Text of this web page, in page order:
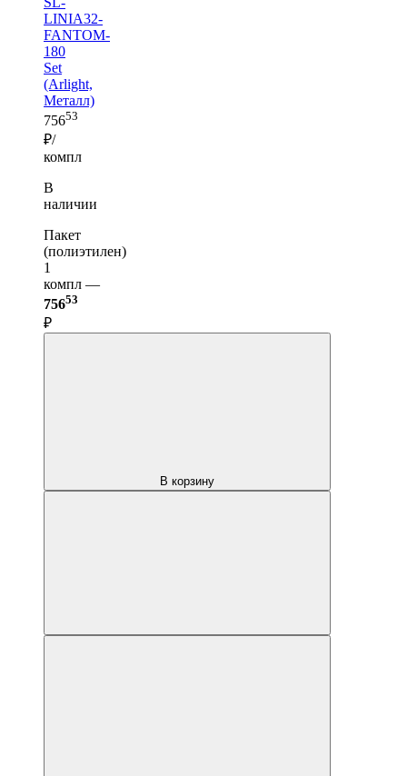
LINIA32-
FANTOM-
180
Set
(Arlight,
Металл)
75653
₽/
компл
В
наличии
Пакет
(полиэтилен)
1
компл —
75653
₽
В корзину